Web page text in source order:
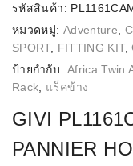
รหัสสินค้า:
หมวดหมู่: Adventure
SPORT, FITTING KIT,
ป้ายกำกับ: Africa Twin
Rack
แร็คข้าง
GIVI
PANNIER